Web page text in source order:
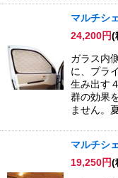
マルチシ
24,200円(
ガラス内
に、プラ
生み出す
群の効果
ません。
マルチシ
19,250円(